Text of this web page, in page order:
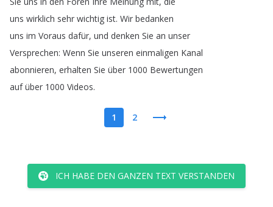
uns wirklich sehr wichtig ist. Wir bedanken
uns im Voraus dafür, und denken Sie an unser
Versprechen: Wenn Sie unseren einmaligen Kanal
abonnieren, erhalten Sie über 1000 Bewertungen
auf über 1000 Videos.
1 2
ICH HABE DEN GANZEN TEXT VERSTANDEN